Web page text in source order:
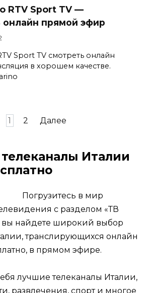
RTV Sport TV —
онлайн прямой эфир
Sport TV смотреть онлайн
в хорошем качестве.
1 2 Далее
Италии
Погрузитесь в мир
с разделом «ТВ
вы найдете широкий выбор
транслирующихся онлайн
в прямом эфире.
лучшие телеканалы Италии,
развлечения, спорт и многое